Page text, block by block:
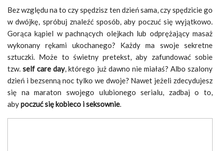
Bez względu na to czy spędzisz ten dzień sama, czy spędzicie go
w dwójkę, spróbuj znaleźć sposób, aby poczuć się wyjątkowo.
Gorąca kąpiel w pachnących olejkach lub odprężający masaż
wykonany rękami ukochanego? Każdy ma swoje sekretne
sztuczki. Może to świetny pretekst, aby zafundować sobie
tzw.self care day, którego już dawno nie miałaś? Albo szalony
dzień i bezsenną noc tylko we dwoje? Nawet jeżeli zdecydujesz
się na maraton swojego ulubionego serialu, zadbaj o to,
abypoczuć się kobieco i seksownie.